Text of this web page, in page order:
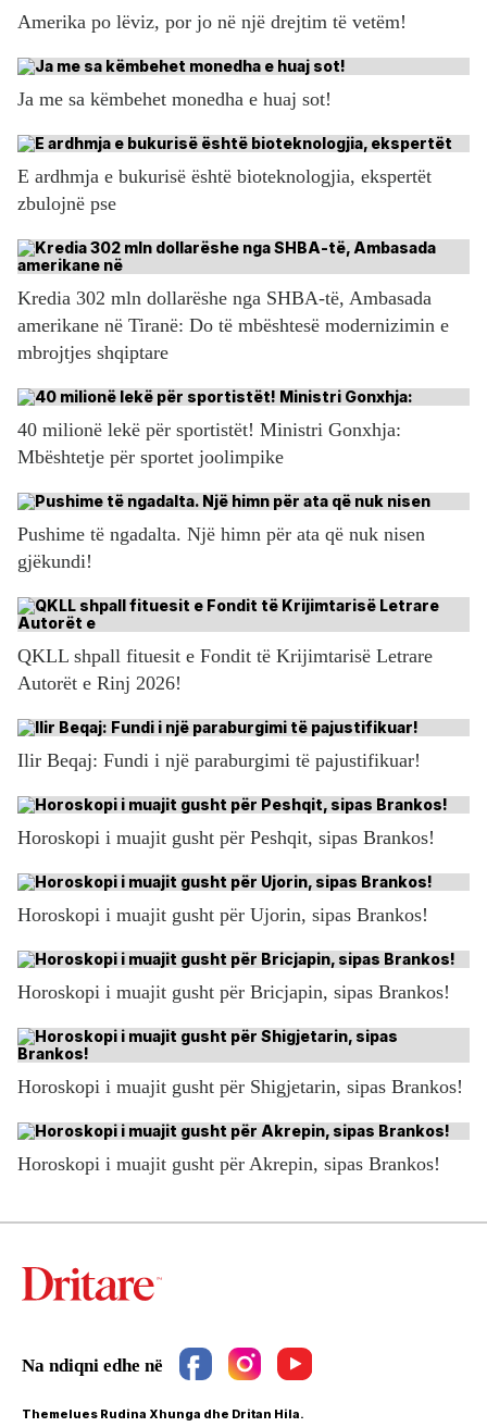
Amerika po lëviz, por jo në një drejtim të vetëm!
Ja me sa këmbehet monedha e huaj sot!
E ardhmja e bukurisë është bioteknologjia, ekspertët
zbulojnë pse
Kredia 302 mln dollarëshe nga SHBA-të, Ambasada
amerikane në Tiranë: Do të mbështesë modernizimin e
mbrojtjes shqiptare
40 milionë lekë për sportistët! Ministri Gonxhja:
Mbështetje për sportet joolimpike
Pushime të ngadalta. Një himn për ata që nuk nisen
gjëkundi!
QKLL shpall fituesit e Fondit të Krijimtarisë Letrare
Autorët e Rinj 2026!
Ilir Beqaj: Fundi i një paraburgimi të pajustifikuar!
Horoskopi i muajit gusht për Peshqit, sipas Brankos!
Horoskopi i muajit gusht për Ujorin, sipas Brankos!
Horoskopi i muajit gusht për Bricjapin, sipas Brankos!
Horoskopi i muajit gusht për Shigjetarin, sipas Brankos!
Horoskopi i muajit gusht për Akrepin, sipas Brankos!
Themelues Rudina Xhunga dhe Dritan Hila.